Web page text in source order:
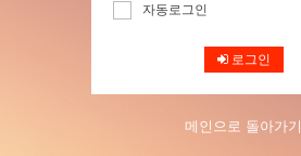
자동로그인
로그인
메인으로 돌아가기